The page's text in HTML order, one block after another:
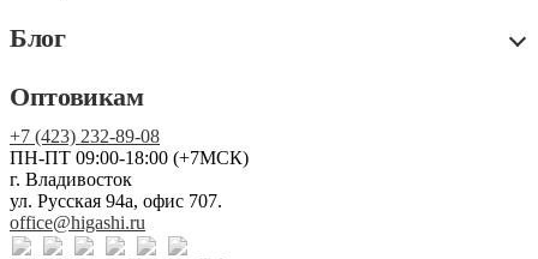
Блог
Оптовикам
+7 (423) 232-89-08
ПН-ПТ 09:00-18:00 (+7МСК)
г. Владивосток
ул. Русская 94а, офис 707.
office@higashi.ru